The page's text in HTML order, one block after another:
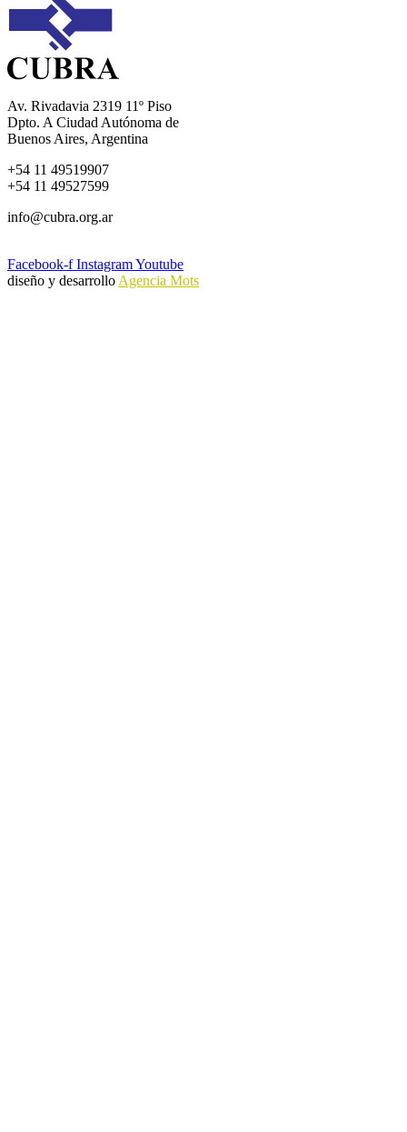
Av. Rivadavia 2319 11º Piso
Dpto. A Ciudad Autónoma de
Buenos Aires, Argentina
+54 11 49519907
+54 11 49527599
info@cubra.org.ar
Facebook-f InstagramYoutube
diseño y desarrollo Agencia Mots